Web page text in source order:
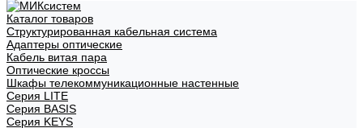
Каталог товаров
Структурированная кабельная система
Адаптеры оптические
Кабель витая пара
Оптические кроссы
Шкафы телекоммуникационные настенные
Cерия LITE
Cерия BASIS
Cерия KEYS